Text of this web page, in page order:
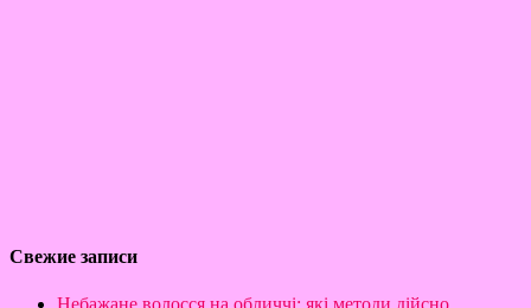
Свежие записи
Небажане волосся на обличчі: які методи дійсно